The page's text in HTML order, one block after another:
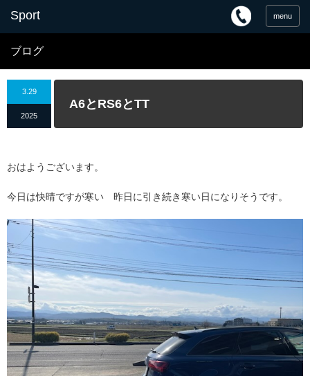
menu
ブログ
3.29
2025
A6とRS6とTT
おはようございます。
今日は快晴ですが寒い 昨日に引き続き寒い日になりそうです。